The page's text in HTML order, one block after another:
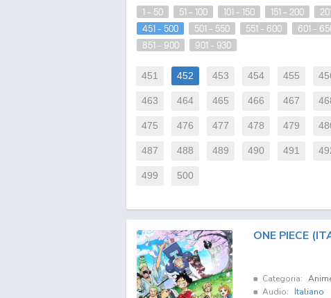
1 - 50 51 - 100 101 - 150 151 - 200
451 - 500
501 - 550 551 - 600 601 -
851 - 900
901 - 930
451 452 453 454 455
463 464 465 466 467
475 476 477 478 479
487 488 489 490 491
499 500
ONE PIECE
Categoria:
Audio:
Italiano